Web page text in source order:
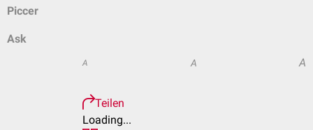
Piccer
Ask
A A A
Teilen
Loading...